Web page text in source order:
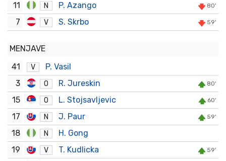
11 N P. Azango 80'
7 V S. Skrbo 59'
MENJAVE
41
V
P. Vasil
3
O R. Jureskin 80'
15 O L. Stojsavljevic 60'
17 N J. Paur 59'
18 N
H. Gong
19
V T. Kudlicka 59'